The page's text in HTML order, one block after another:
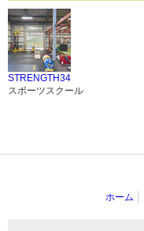
STRENGTH34
スポーツスクール
ホーム